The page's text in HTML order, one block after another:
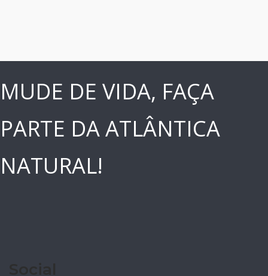
MUDE DE VIDA, FAÇA
PARTE DA ATLÂNTICA
NATURAL!